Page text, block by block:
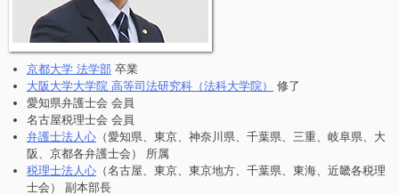
京都大学 法学部 卒業
大阪大学大学院 高等司法研究科（法科大学院）
修了
愛知県弁護士会 会員
名古屋税理士会 会員
弁護士法人心 （愛知県、東京、神奈川県、千葉県、三重、岐阜県、大
阪、京都各弁護士会） 所属
税理士法人心 （名古屋、東京、東京地方、千葉県、東海、近畿各税理
士会） 副本部長